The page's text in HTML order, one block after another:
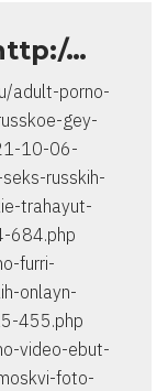
…
adult-porno-
gey-
10-06-
russkih-
trahayut-
684.php
furri-
onlayn-
455.php
video-ebut-
foto-